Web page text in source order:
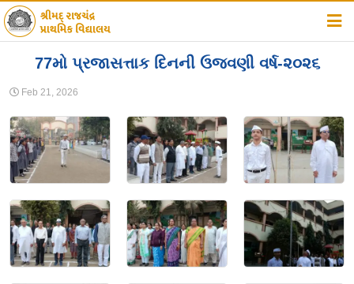
હોમ
શાળા વિષે
સમાચાર
સૂચનાઓ
ફોટો ગેલેરી
ડાઉનલોડ
એસાઈમેન્ટ્સ
77મો પ્રજાસત્તાક દિનની ઉજવણી વર્ષ-૨૦૨૬
Feb 21, 2026